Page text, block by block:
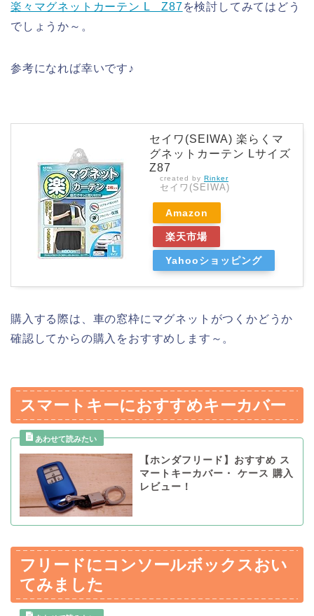
楽々マグネットカーテン L Z87 を検討してみてはどう
でしょうか～。
参考になれば幸いです♪
セイワ(SEIWA) 楽らくマ
グネットカーテン Lサイズ
Z87
created by Rinker
セイワ(SEIWA)
Amazon
楽天市場
Yahooショッピング
購入する際は、車の窓枠にマグネットがつくかどうか
確認してからの購入をおすすめします～。
スマートキーにおすすめキーカバー
【ホンダフリード】おすすめ ス
マートキーカバー・ ケース 購入
レビュー！
フリードにコンソールボックスおい
てみました